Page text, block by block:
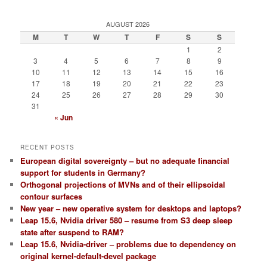
P: /devices/virtual/net/virbr0
E: DEVPATH=/devices/virtual/net/virbr0
E: ID_NET_LINK_FILE=/usr/lib/systemd/
E: SUBSYSTEM=net
E: SYSTEMD_ALIAS=/sys/subsystem/net/
E: DEVPATH=/devices/virtual/net/virbr0-
E: ID_NET_LINK_FILE=/usr/lib/systemd/
E: SUBSYSTEM=net
E: SYSTEMD_ALIAS=/sys/subsystem/net/
P: /devices/virtual/net/virbr1
E: DEVPATH=/devices/virtual/net/virbr1
E: ID_NET_LINK_FILE=/usr/lib/systemd/
E: SUBSYSTEM=net
AUGUST 2026
M T W T F S S
1
2
3
4 5 6 7 8
9
10
11 12 13 14 15
16
17
18 19 20 21 22
23
24
25 26 27 28 29
30
31
« Jun
RECENT POSTS
European digital sovereignty – but no adequate financial
support for students in Germany?
Orthogonal projections of MVNs and of their ellipsoidal
contour surfaces
New year – new operative system for desktops and laptops?
Leap 15.6, Nvidia driver 580 – resume from S3 deep sleep
state after suspend to RAM?
Leap 15.6, Nvidia-driver – problems due to dependency on
original kernel-default-devel package